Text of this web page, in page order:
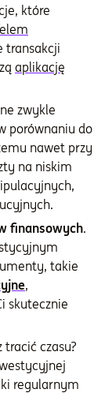
które
transakcji
aplikację
zwykle
porównaniu do
nawet przy
na niskim
finansowych.
takie
,
skutecznie
tracić czasu?
regularnym